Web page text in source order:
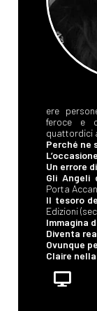
ere
feroce e
quattordici
Perché ne
Un errore
Gli Angeli
Porta
Il tesoro
Edizioni
Immagina
Diventa
Ovunque
Claire